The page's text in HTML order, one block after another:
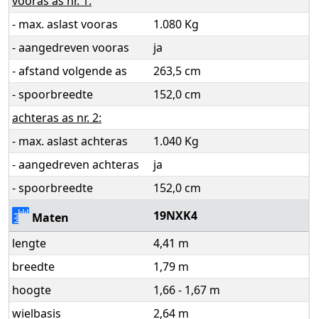
- max. aslast vooras
1.080 Kg
- aangedreven vooras
ja
- afstand volgende as
263,5 cm
- spoorbreedte
152,0 cm
achteras as nr. 2:
- max. aslast achteras
1.040 Kg
- aangedreven achteras
ja
- spoorbreedte
152,0 cm
Maten
19NXK4
lengte
4,41 m
breedte
1,79 m
hoogte
1,66 - 1,67 m
wielbasis
2,64 m